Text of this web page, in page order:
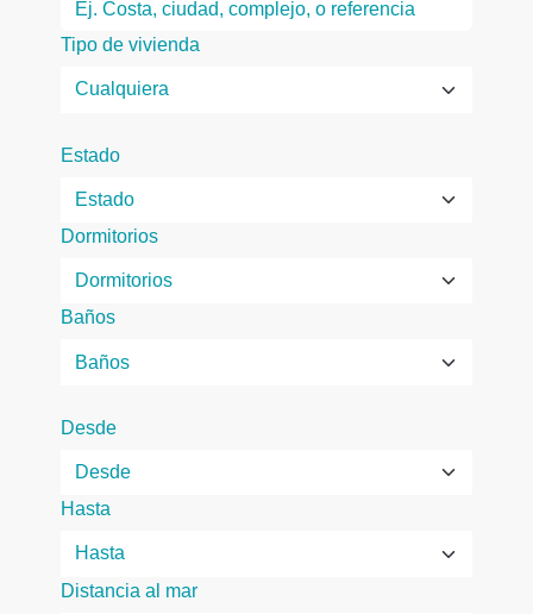
Tipo de vivienda
Estado
Dormitorios
Baños
Desde
Hasta
Distancia al mar